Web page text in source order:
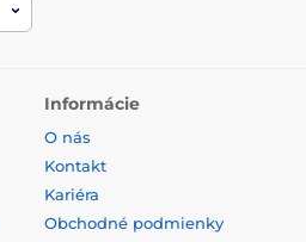
Informácie
O nás
Kontakt
Kariéra
Obchodné podmienky